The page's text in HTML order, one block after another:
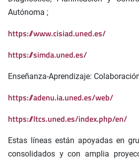
Autónoma ;
https://www.cisiad.uned.es/
https://simda.uned.es/
Enseñanza-Aprendizaje:
https://adenu.ia.uned.es/web/
https://ltcs.uned.es/index.php/en/
Estas líneas están apoyadas en
consolidados y con amplia